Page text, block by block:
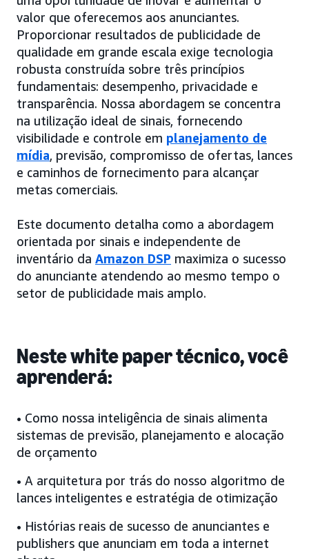
valor que oferecemos aos anunciantes.
Proporcionar resultados de publicidade de
qualidade em grande escala exige tecnologia
robusta construída sobre três princípios
fundamentais: desempenho, privacidade e
transparência. Nossa abordagem se concentra
na utilização ideal de sinais, fornecendo
visibilidade e controle em planejamento de
mídia, previsão, compromisso de ofertas, lances
e caminhos de fornecimento para alcançar
metas comerciais.
Este documento detalha como a abordagem
orientada por sinais e independente de
inventário da Amazon DSP maximiza o sucesso
do anunciante atendendo ao mesmo tempo o
setor de publicidade mais amplo.
Neste white paper técnico, você
aprenderá:
• Como nossa inteligência de sinais alimenta
sistemas de previsão, planejamento e alocação
de orçamento
• A arquitetura por trás do nosso algoritmo de
lances inteligentes e estratégia de otimização
• Histórias reais de sucesso de anunciantes e
publishers que anunciam em toda a internet